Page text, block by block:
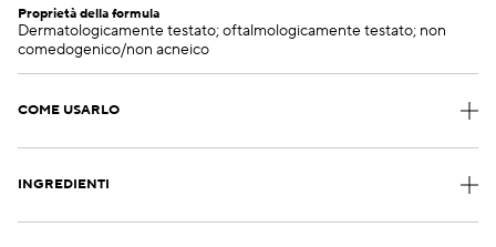
Proprietà della formula
Dermatologicamente testato; oftalmologicamente testato; non
comedogenico/non acneico
COME USARLO
INGREDIENTI